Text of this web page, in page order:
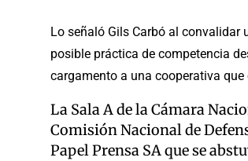
Lo señaló Gils Carbó al convalidar
posible práctica de competencia
cargamento a una cooperativa
La Sala A de la Cámara
Comisión Nacional de
Papel Prensa SA que se